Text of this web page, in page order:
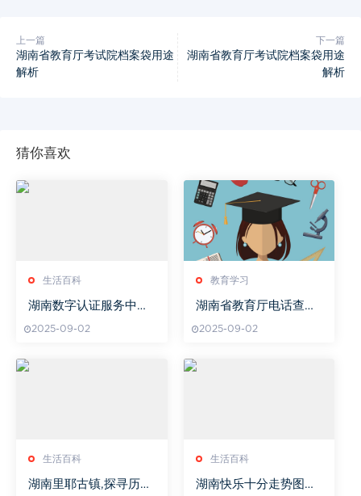
上一篇
湖南省教育厅考试院档案袋用途
解析
下一篇
湖南省教育厅考试院档案袋用途
解析
猜你喜欢
生活百科
湖南数字认证服务中心
服务-信息安全解决方案
2025-09-02
教育学习
湖南省教育厅电话查询
2025-09-02
生活百科
湖南里耶古镇,探寻历史
生活百科
湖南快乐十分走势图深